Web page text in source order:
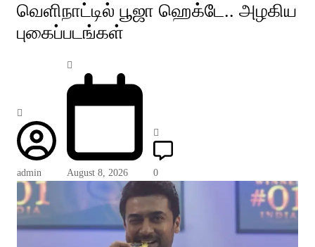
வெளிநாட்டில் பூஜா ஹெக்டே.. அழகிய
புகைப்படங்கள்
admin August 8, 2026 0